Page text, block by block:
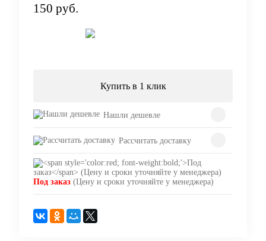
150 руб.
Купить в 1 клик
Нашли дешевле
Рассчитать доставку
Под заказ (Цену и сроки уточняйте у менеджера)